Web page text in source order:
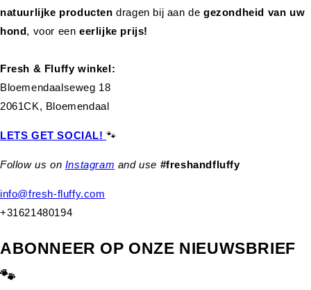
natuurlijke productendragen bij aan de gezondheid van uw
hond, voor eeneerlijke prijs!
Fresh & Fluffy winkel:
Bloemendaalseweg 18
2061CK, Bloemendaal
LETS GET SOCIAL!🐾
Follow us on Instagram and use #freshandfluffy
info@fresh-fluffy.com
+31621480194
ABONNEER OP ONZE NIEUWSBRIEF
🐾